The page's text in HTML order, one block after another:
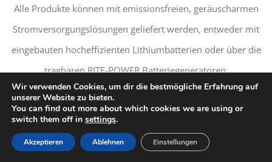
Alle Produkte können mit emissionsfreien, geräuscharmen
Stromversorgungslösungen geliefert werden, entweder mit
eingebauten hocheffizienten Lithiumbatterien oder über die
tragbaren RITE-POWER Batteriegeneratoren.
Wir verwenden Cookies, um dir die bestmögliche Erfahrung auf
unserer Website zu bieten.
You can find out more about which cookies we are using or
switch them off in settings.
Akzeptieren Ablehnen Einstellungen